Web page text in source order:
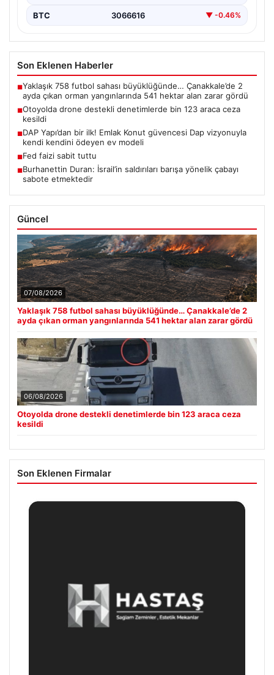
BTC 3066616 ▼ -0.46%
Son Eklenen Haberler
■Yaklaşık 758 futbol sahası büyüklüğünde… Çanakkale’de 2
ayda çıkan orman yangınlarında 541 hektar alan zarar gördü
■Otoyolda drone destekli denetimlerde bin 123 araca ceza
kesildi
■DAP Yapı’dan bir ilk! Emlak Konut güvencesi Dap vizyonuyla
kendi kendini ödeyen ev modeli
■Fed faizi sabit tuttu
■Burhanettin Duran: İsrail’in saldırıları barışa yönelik çabayı
sabote etmektedir
Güncel
07/08/2026
Yaklaşık 758 futbol sahası büyüklüğünde… Çanakkale’de 2
ayda çıkan orman yangınlarında 541 hektar alan zarar gördü
06/08/2026
Otoyolda drone destekli denetimlerde bin 123 araca ceza
kesildi
Son Eklenen Firmalar